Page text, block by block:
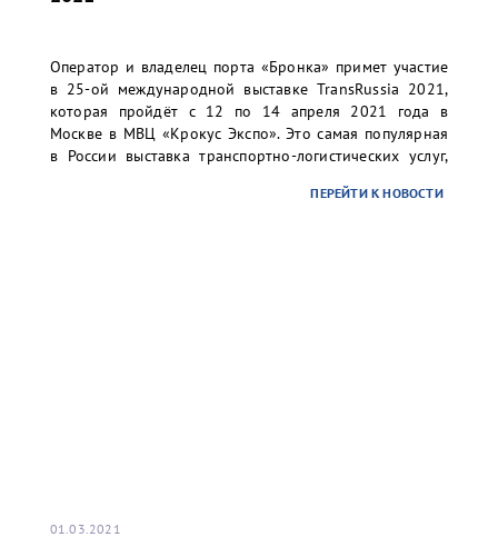
Оператор и владелец порта «Бронка» примет участие
в 25-ой международной выставке TransRussia 2021,
которая пройдёт с 12 по 14 апреля 2021 года в
Москве в МВЦ «Крокус Экспо». Это самая популярная
в России выставка транспортно-логистических услуг,
ПЕРЕЙТИ К НОВОСТИ
01.03.2021